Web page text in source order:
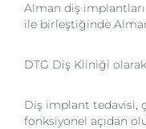
Alman diş
ile birleştiğinde
DTG Diş Kliniği
Diş implant tedavisi,
fonksiyonel açıdan